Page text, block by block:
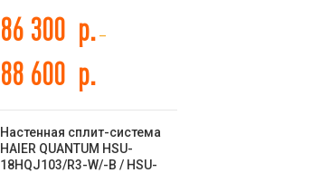
86 300 р. –
88 600 р.
Настенная сплит-система
HAIER QUANTUM HSU-
18HQJ103/R3-W/-B / HSU-